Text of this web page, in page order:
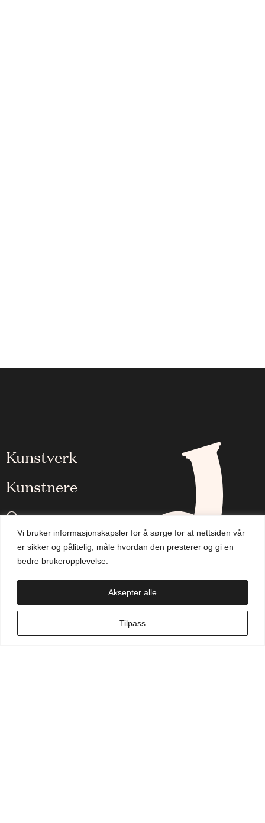
Vi bruker informasjonskapsler for å sørge for at nettsiden vår
er sikker og pålitelig, måle hvordan den presterer og gi en
bedre brukeropplevelse.
Tilpass
Aksepter alle
Kunstverk
Kunstnere
Om oss
Aktuelt
Handlekurv
NO